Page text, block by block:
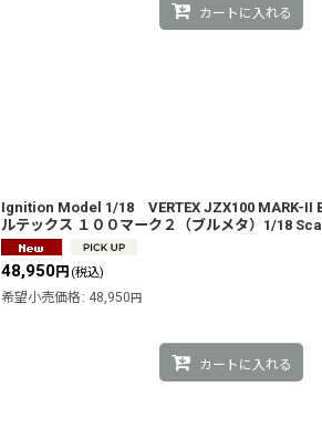
カートに入れる
Ignition Model 1/18 VERTEX JZX100 MARK-II
ルテックス １００マーク２（ブルメタ）1/18
48,950円 (税込)
希望小売価格 : 48,950 円
カートに入れる